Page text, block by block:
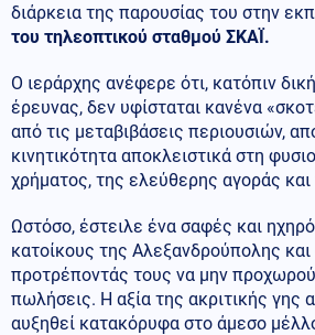
διάρκεια της παρουσίας του στην
του τηλεοπτικού σταθμού ΣΚΑΪ.
Ο ιεράρχης ανέφερε ότι, κατόπιν
έρευνας, δεν υφίσταται κανένα
από τις μεταβιβάσεις περιουσιών,
κινητικότητα αποκλειστικά στη
χρήματος, της ελεύθερης αγοράς και
Ωστόσο, έστειλε ένα σαφές και
κατοίκους της Αλεξανδρούπολης
προτρέποντάς τους να μην
πωλήσεις. Η αξία της ακριτικής γης
αυξηθεί κατακόρυφα στο άμεσο